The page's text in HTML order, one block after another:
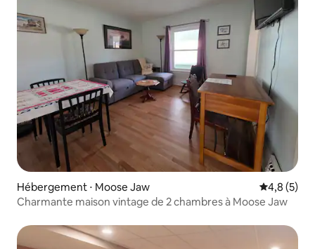
Hébergement ⋅ Moose Jaw Évaluation
4,8 (5)
Charmante maison vintage de 2 chambres à Moose Jaw